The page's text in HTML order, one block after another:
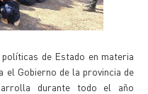
de Estado en materia
el Gobierno de la provincia de
durante todo el año